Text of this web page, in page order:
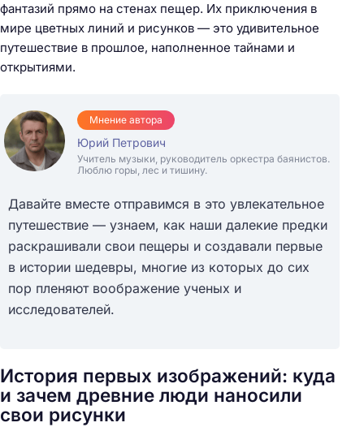
фантазий прямо на стенах пещер. Их приключения в
мире цветных линий и рисунков — это удивительное
путешествие в прошлое, наполненное тайнами и
открытиями.
Мнение автора
Юрий Петрович
Учитель музыки, руководитель оркестра баянистов.
Люблю горы, лес и тишину.
Давайте вместе отправимся в это увлекательное
путешествие — узнаем, как наши далекие предки
раскрашивали свои пещеры и создавали первые
в истории шедевры, многие из которых до сих
пор пленяют воображение ученых и
исследователей.
История первых изображений: куда
и зачем древние люди наносили
свои рисунки